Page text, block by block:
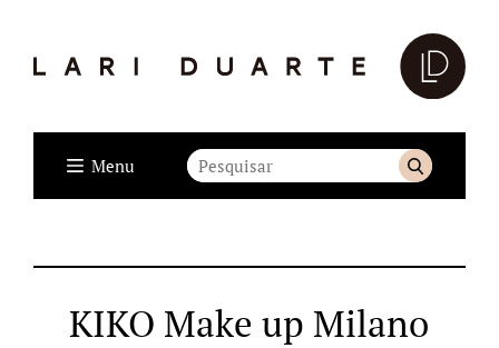
Menu
KIKO Make up Milano